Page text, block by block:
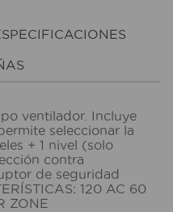
ventilador. Incluye
seleccionar la
+ 1 nivel (solo
contra
de seguridad
120 AC 60
ZONE